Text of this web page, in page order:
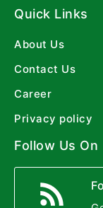
Quick Links
About Us
Contact Us
Career
Privacy policy
Follow Us On